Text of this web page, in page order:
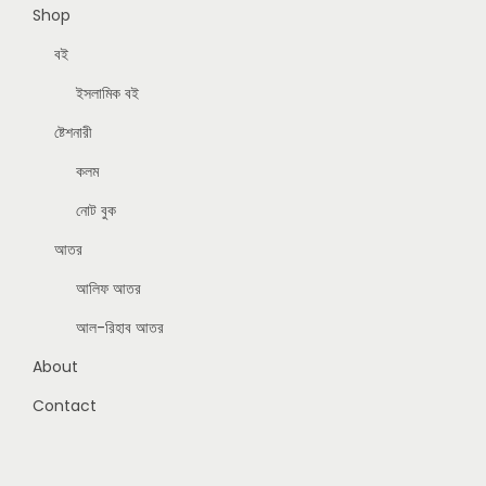
Shop
বই
ইসলামিক বই
ষ্টেশনারী
কলম
নোট বুক
আতর
আলিফ আতর
আল-রিহাব আতর
About
Contact